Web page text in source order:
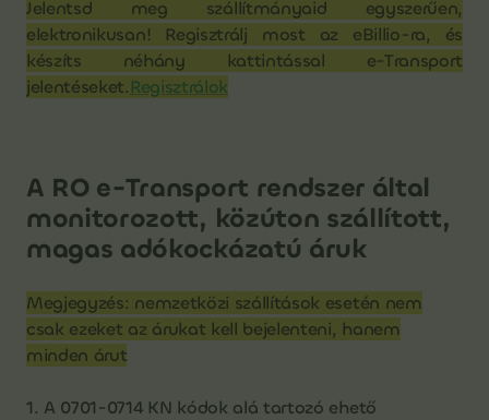
Jelentsd meg szállítmányaid egyszerűen,
elektronikusan! Regisztrálj most az eBillio-ra, és
készíts néhány kattintással e-Transport
jelentéseket.Regisztrálok
A RO e-Transport rendszer által
monitorozott, közúton szállított,
magas adókockázatú áruk
Megjegyzés: nemzetközi szállítások esetén nem
csak ezeket az árukat kell bejelenteni, hanem
minden árut
1. A 0701-0714 KN kódok alá tartozó ehető